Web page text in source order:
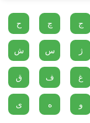
ج چ ح
ژ س ش
غ ف ق
و ه ی